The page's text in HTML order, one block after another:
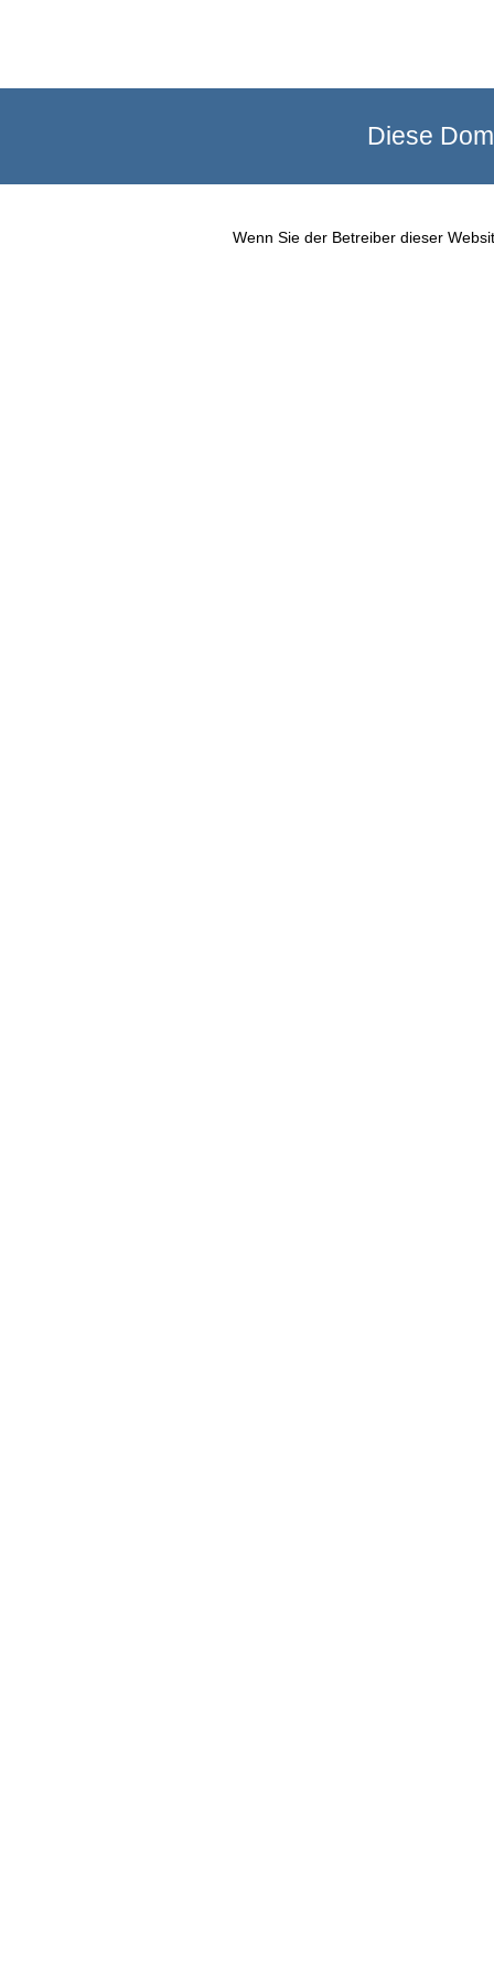
Diese
Wenn Sie der Betreiber dieser